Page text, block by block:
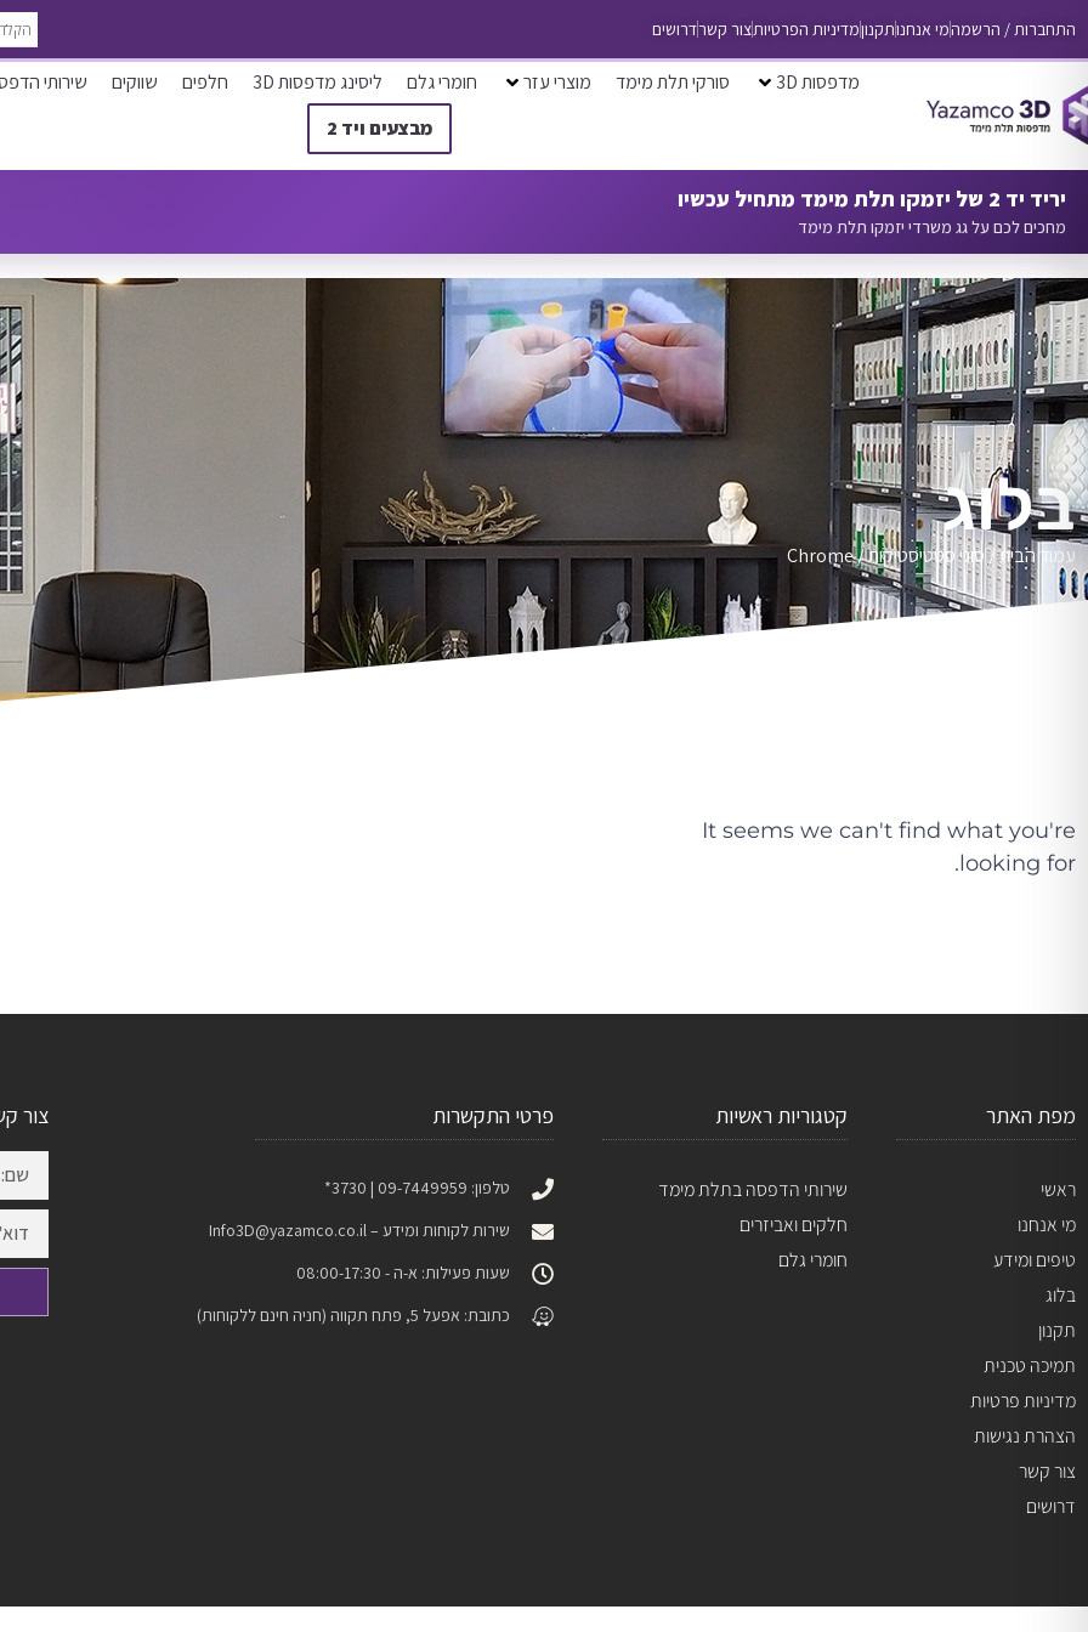
התחברות / הרשמהמי אנחנותקנוןמדיניות הפרטיותצור קשרדרושים
מדפסות 3D סורקי תלת מימד מוצרי עזר חומרי גלם ליסינג מדפסות 3D חלפים שווקים
שירותי
מבצעים ויד 2
יריד יד 2 של יזמקו תלת מימד מתחיל עכשיו
מחכים לכם על גג משרדי יזמקו תלת מימד
בלוג
עמוד הבית/ סוגי סטטיסטיקות / Chrome
It seems we can't find what you're
looking for.
מפת האתר
ראשי
מי אנחנו
טיפים ומידע
בלוג
תקנון
תמיכה טכנית
מדיניות פרטיות
הצהרת נגישות
צור קשר
דרושים
קטגוריות ראשיות
שירותי הדפסה בתלת מימד
חלקים ואביזרים
חומרי גלם
פרטי התקשרות
טלפון: 09-7449959 | 3730*
שירות לקוחות ומידע –Info3D@yazamco.co.il
שעות פעילות: א-ה - 08:00-17:30
כתובת: אפעל 5, פתח תקווה (חניה חינם ללקוחות)
צור